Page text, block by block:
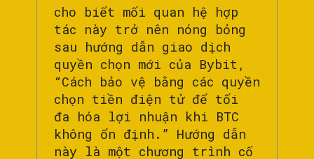
cho biết mối quan hệ hợp
tác này trở nên nóng bỏng
sau hướng dẫn giao dịch
quyền chọn mới của Bybit,
“Cách bảo vệ bằng các quyền
chọn tiền điện tử để tối
đa hóa lợi nhuận khi BTC
không ổn định.” Hướng dẫn
này là một chương trình cố